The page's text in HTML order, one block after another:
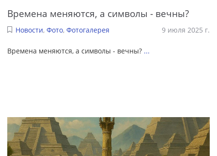
Времена меняются, а символы - вечны?
Новости, Фото, Фотогалерея 9 июля 2025 г.
Времена меняются, а символы - вечны? ...